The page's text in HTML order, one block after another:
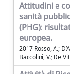
Attitudini e
sanità
(PHG):
europea.
2017 Rosso, A.;
Baccolini, V.; De